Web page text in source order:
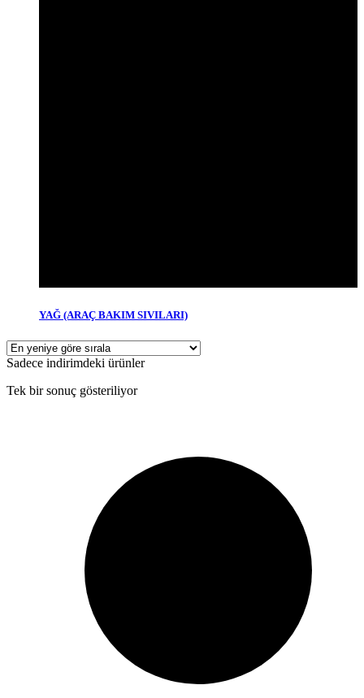
YAĞ (ARAÇ BAKIM SIVILARI)
Sadece indirimdeki ürünler
Tek bir sonuç gösteriliyor